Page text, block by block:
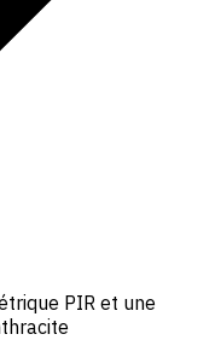
PIR et une